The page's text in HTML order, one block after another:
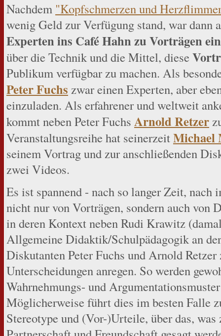
Nachdem "Kopfschmerzen und
wenig Geld zur Verfügung stand, war dann
Experten ins Café Hahn zu Vorträgen
über die Technik und die Mittel, diese
Publikum verfügbar zu machen. Als
Peter Fuchs zwar einen Experten, aber
einzuladen. Als erfahrener und weltweit
kommt neben Peter Fuchs Arnold Retzer
Veranstaltungsreihe hat seinerzeitMichael
seinem Vortrag und zur anschließenden
zwei Videos.
Es ist spannend - nach so langer Zeit, nach
nicht nur von Vorträgen, sondern auch von
in deren Kontext neben Rudi Krawitz
Allgemeine Didaktik/Schulpädagogik an
Diskutanten Peter Fuchs und Arnold
Unterscheidungen anregen. So werden
Wahrnehmungs- und
Möglicherweise führt dies im besten Falle
Stereotype und (Vor-)Urteile, über das,